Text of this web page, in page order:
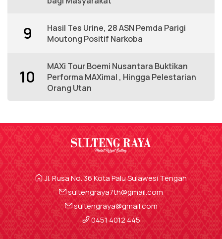
9
Hasil Tes Urine, 28 ASN Pemda Parigi
Moutong Positif Narkoba
10
MAXi Tour Boemi Nusantara Buktikan
Performa MAXimal , Hingga Pelestarian
Orang Utan
Jl. Rusa No. 36 Kota Palu Sulawesi Tengah
sultengraya7th@gmail.com
sultengraya@gmail.com
0451 4012 445